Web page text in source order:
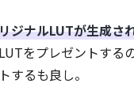
ジナルLUTが生成さ
をプレゼントする
するも良し。